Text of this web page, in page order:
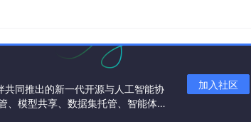
同推出的新一代开源与人工智能协
、模型共享、数据集托管、智能体开
加入社区